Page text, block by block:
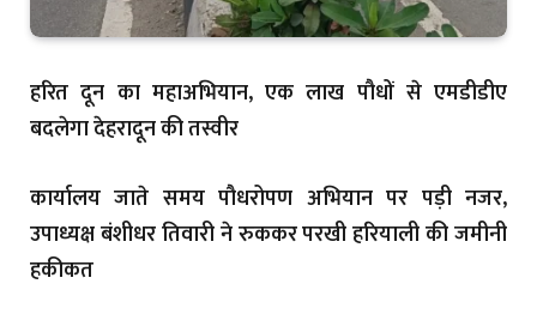
हरित दून का महाअभियान, एक लाख पौधों से एमडीडीए
बदलेगा देहरादून की तस्वीर
कार्यालय जाते समय पौधरोपण अभियान पर पड़ी नजर,
उपाध्यक्ष बंशीधर तिवारी ने रुककर परखी हरियाली की जमीनी
हकीकत